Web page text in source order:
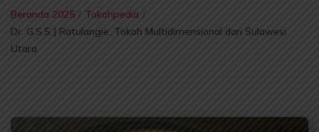
Beranda 2025 / Tokohpedia /
Dr. G.S.S.J Ratulangie: Tokoh Multidimensional dari Sulawesi
Utara